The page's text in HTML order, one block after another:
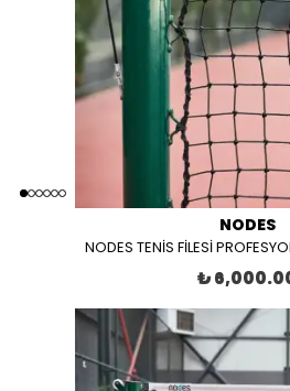
NODES
NODES TENİS FİLESİ
₺